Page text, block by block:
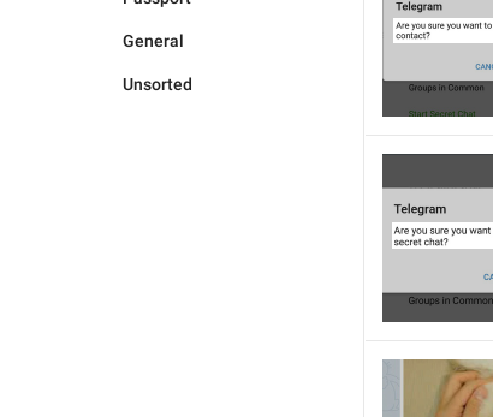
General
Unsorted